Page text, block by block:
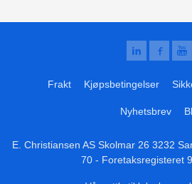
Frakt Kjøpsbetingelser
Nyhetsbrev
E. Christiansen AS Skolmar 26 3232
70- Foretaksregisteret